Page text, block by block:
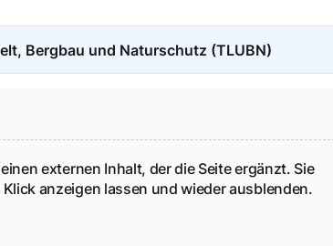
Bergbau und Naturschutz (TLUBN)
externen Inhalt, der die Seite ergänzt. Sie
anzeigen lassen und wieder ausblenden.